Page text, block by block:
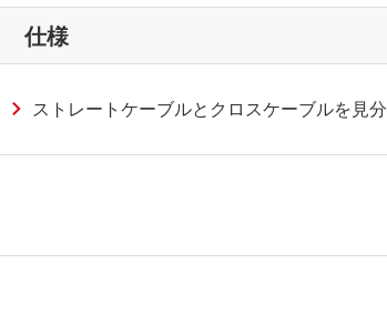
仕様
ストレートケーブルとクロスケーブルを見